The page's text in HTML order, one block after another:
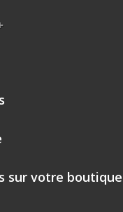
sur votre boutique